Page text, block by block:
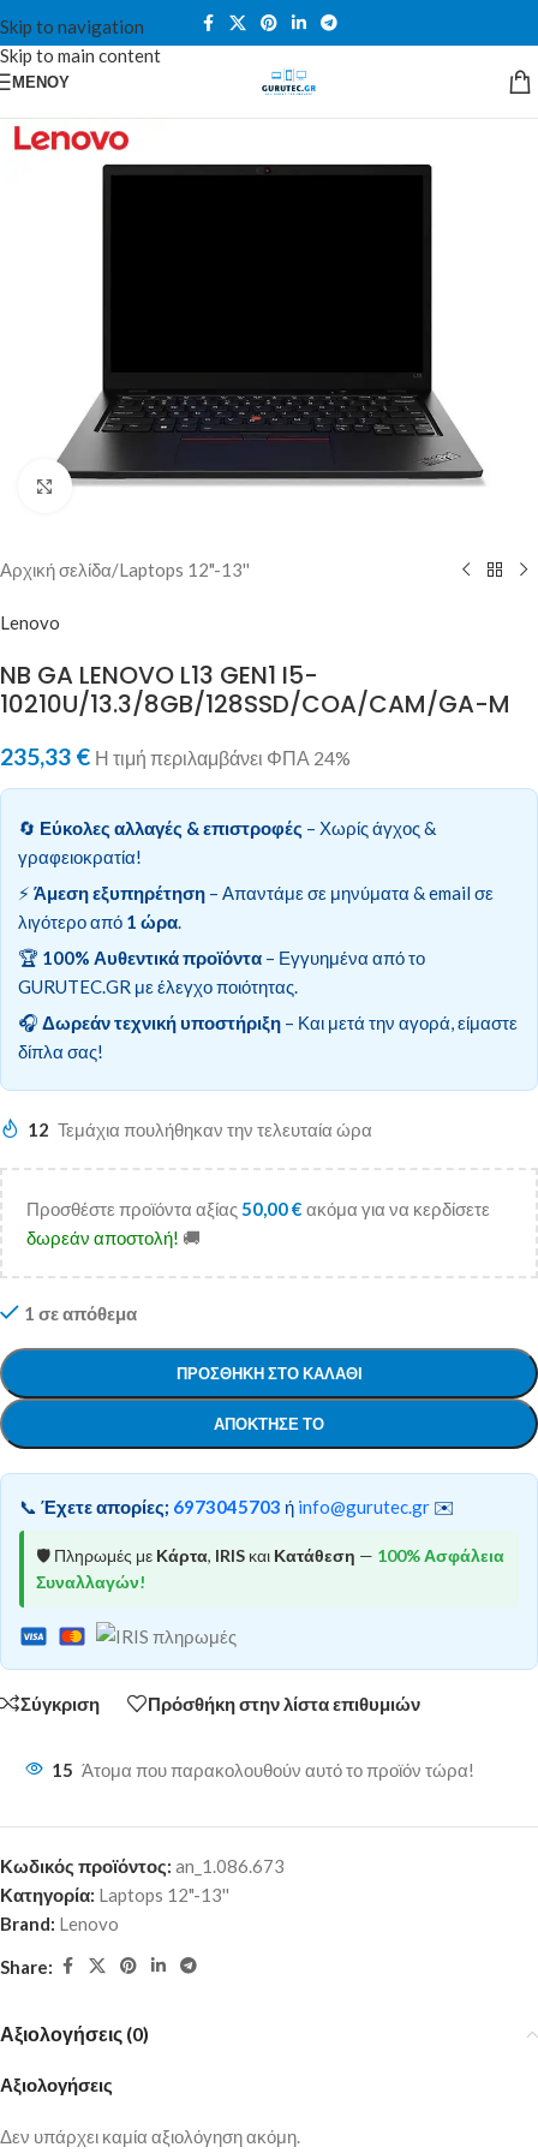
Skip to navigation
Skip to main content
ΜΕΝΟΎ
Κλικ για μεγέθυνση
Αρχική σελίδα/Laptops 12"-13''
Lenovo
NB GA LENOVO L13 GEN1 I5-
10210U/13.3/8GB/128SSD/COA/CAM/GA-M
235,33 € Η τιμή περιλαμβάνει ΦΠΑ 24%
🔄 Εύκολες αλλαγές & επιστροφές – Χωρίς άγχος &
γραφειοκρατία!
⚡ Άμεση εξυπηρέτηση – Απαντάμε σε μηνύματα & email σε
λιγότερο από 1 ώρα.
🏆 100% Αυθεντικά προϊόντα – Εγγυημένα από το
GURUTEC.GR με έλεγχο ποιότητας.
🎧 Δωρεάν τεχνική υποστήριξη – Και μετά την αγορά, είμαστε
δίπλα σας!
12 Τεμάχια πουλήθηκαν την τελευταία ώρα
Προσθέστε προϊόντα αξίας50,00€ ακόμα για να κερδίσετε
δωρεάν αποστολή! 🚚
1 σε απόθεμα
ΠΡΟΣΘΉΚΗ ΣΤΟ ΚΑΛΆΘΙ
ΑΠΌΚΤΗΣΕ ΤΟ
📞 Έχετε απορίες; 6973045703 ή info@gurutec.gr ✉️
🛡️ Πληρωμές με Κάρτα, IRIS και Κατάθεση — 100% Ασφάλεια
Συναλλαγών!
Σύγκριση Πρόσθήκη στην λίστα επιθυμιών
15 Άτομα που παρακολουθούν αυτό το προϊόν τώρα!
Κωδικός προϊόντος: an_1.086.673
Κατηγορία: Laptops 12"-13''
Brand: Lenovo
Share:
Αξιολογήσεις (0)
Αξιολογήσεις
Δεν υπάρχει καμία αξιολόγηση ακόμη.